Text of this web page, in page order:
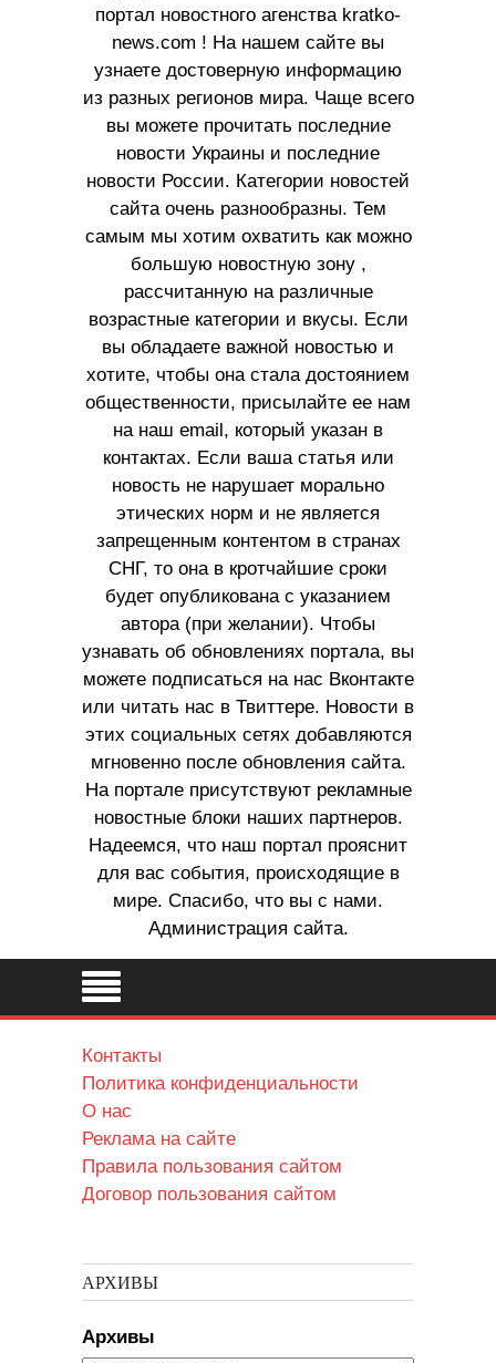
портал новостного агенства kratko-
news.com ! На нашем сайте вы
узнаете достоверную информацию
из разных регионов мира. Чаще всего
вы можете прочитать последние
новости Украины и последние
новости России. Категории новостей
сайта очень разнообразны. Тем
самым мы хотим охватить как можно
большую новостную зону ,
рассчитанную на различные
возрастные категории и вкусы. Если
вы обладаете важной новостью и
хотите, чтобы она стала достоянием
общественности, присылайте ее нам
на наш email, который указан в
контактах. Если ваша статья или
новость не нарушает морально
этических норм и не является
запрещенным контентом в странах
СНГ, то она в кротчайшие сроки
будет опубликована с указанием
автора (при желании). Чтобы
узнавать об обновлениях портала, вы
можете подписаться на нас Вконтакте
или читать нас в Твиттере. Новости в
этих социальных сетях добавляются
мгновенно после обновления сайта.
На портале присутствуют рекламные
новостные блоки наших партнеров.
Надеемся, что наш портал прояснит
для вас события, происходящие в
мире. Спасибо, что вы с нами.
Администрация сайта.
Контакты
Политика конфиденциальности
О нас
Реклама на сайте
Правила пользования сайтом
Договор пользования сайтом
АРХИВЫ
Архивы